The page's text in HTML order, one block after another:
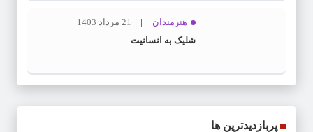
هنرمندان
21 مرداد 1403
شلیک به انسانیت
پربازدیدترین ها